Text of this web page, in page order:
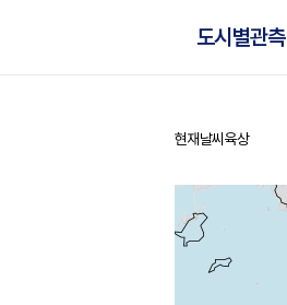
도시별관측
홈
현재날씨 육상